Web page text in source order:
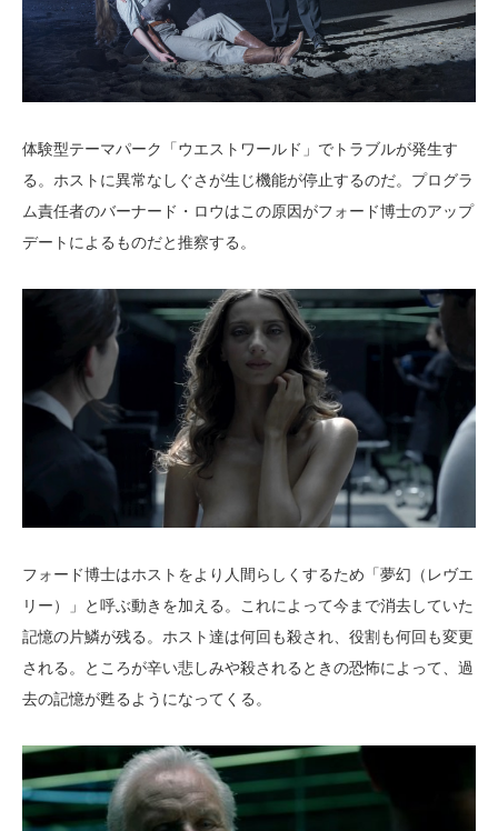
体験型テーマパーク「ウエストワールド」でトラブルが発生す
る。ホストに異常なしぐさが生じ機能が停止するのだ。プログラ
ム責任者のバーナード・ロウはこの原因がフォード博士のアップ
デートによるものだと推察する。
フォード博士はホストをより人間らしくするため「夢幻（レヴエ
リー）」と呼ぶ動きを加える。これによって今まで消去していた
記憶の片鱗が残る。ホスト達は何回も殺され、役割も何回も変更
される。ところが辛い悲しみや殺されるときの恐怖によって、過
去の記憶が甦るようになってくる。